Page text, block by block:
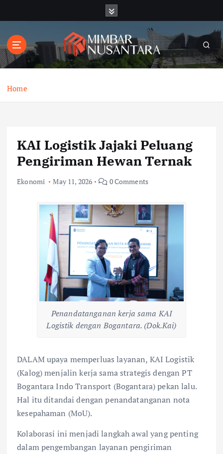
t
o
Home
KAI Logistik Jajaki Peluang
Pengiriman Hewan Ternak
Ekonomi May 11, 2026 0 Comments
Penandatanganan kerja sama KAI
Logistik dengan Bogantara. (Dok.Kai)
DALAM upaya memperluas layanan, KAI Logistik
(Kalog) menjalin kerja sama strategis dengan PT
Bogantara Indo Transport (Bogantara) pekan lalu.
Hal itu ditandai dengan penandatanganan nota
kesepahaman (MoU).
Kolaborasi ini menjadi langkah awal yang penting
dalam pengembangan layanan pengiriman